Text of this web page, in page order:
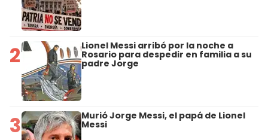
2 Lionel Messi arribó por la noche a
Rosario para despedir en familia a su
padre Jorge
3 Murió Jorge Messi, el papá de Lionel
Messi